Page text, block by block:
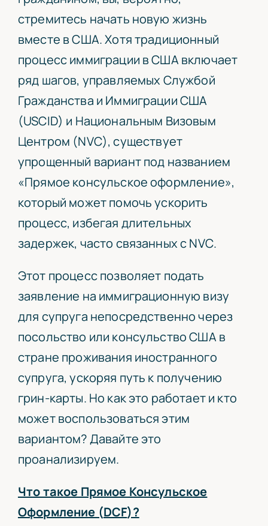
стремитесь начать новую жизнь
вместе в США. Хотя традиционный
процесс иммиграции в США включает
ряд шагов, управляемых Службой
Гражданства и Иммиграции США
(USCID) и Национальным Визовым
Центром (NVC), существует
упрощенный вариант под названием
«Прямое консульское оформление»,
который может помочь ускорить
процесс, избегая длительных
задержек, часто связанных сNVC.
Этот процесс позволяет подать
заявление на иммиграционную визу
для супруга непосредственно через
посольство или консульство США в
стране проживания иностранного
супруга, ускоряя путь к получению
грин-карты. Но как это работает и кто
может воспользоваться этим
вариантом? Давайте это
проанализируем.
Что такое Прямое Консульское
Оформление (DCF)?